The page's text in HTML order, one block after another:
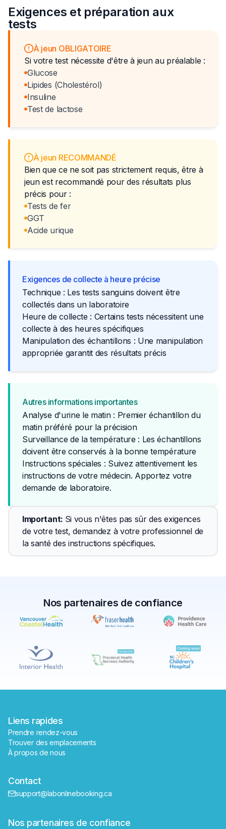
Exigences et préparation aux
tests
À jeun OBLIGATOIRE
Si votre test nécessite d'être à jeun au préalable :
Glucose
Lipides (Cholestérol)
Insuline
Test de lactose
À jeun RECOMMANDÉ
Bien que ce ne soit pas strictement requis, être à
jeun est recommandé pour des résultats plus
précis pour :
Tests de fer
GGT
Acide urique
Exigences de collecte à heure précise
Technique : Les tests sanguins doivent être
collectés dans un laboratoire
Heure de collecte : Certains tests nécessitent une
collecte à des heures spécifiques
Manipulation des échantillons : Une manipulation
appropriée garantit des résultats précis
Autres informations importantes
Analyse d'urine le matin : Premier échantillon du
matin préféré pour la précision
Surveillance de la température : Les échantillons
doivent être conservés à la bonne température
Instructions spéciales : Suivez attentivement les
instructions de votre médecin. Apportez votre
demande de laboratoire.
Important: Si vous n'êtes pas sûr des exigences
de votre test, demandez à votre professionnel de
la santé des instructions spécifiques.
Nos partenaires de confiance
Liens rapides
Prendre rendez-vous
Trouver des emplacements
À propos de nous
Contact
support@labonlinebooking.ca
Nos partenaires de confiance
✕
Réserver Trouver un laboratoire près de moi